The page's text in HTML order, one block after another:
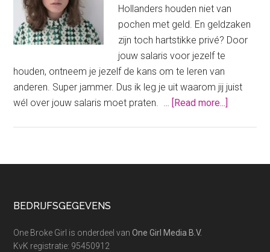
Hollanders houden niet van
pochen met geld. En geldzaken
zijn toch hartstikke privé? Door
jouw salaris voor jezelf te
houden, ontneem je jezelf de kans om te leren van
anderen. Super jammer. Dus ik leg je uit waarom jij juist
wél over jouw salaris moet praten. …
[Read more...]
praten.
Footer
BEDRIJFSGEGEVENS
One Broke Girl is onderdeel vanOne Girl Media B.V.
KvK registratie: 95450912